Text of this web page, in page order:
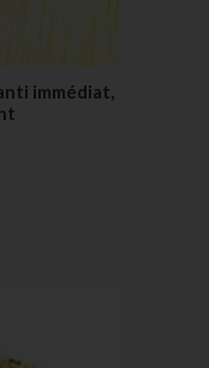
immédiat,